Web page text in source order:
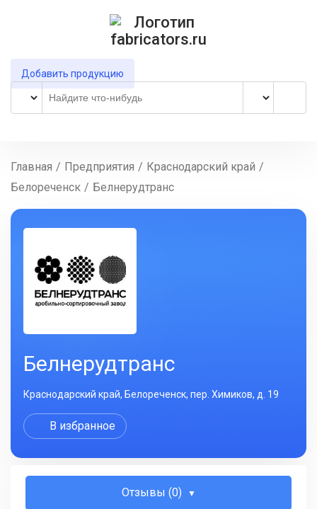
Добавить продукцию
Главная / Предприятия / Краснодарский край /
Белореченск / Белнерудтранс
Белнерудтранс
Краснодарский край, Белореченск, пер. Химиков, д. 19
В избранное
Отзывы (0)